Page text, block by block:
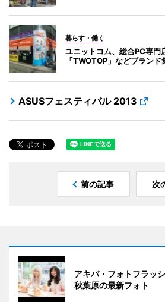
暮らす・働く
ユニットコム、総合PC専門
「TWOTOP」などブランド
ASUSフェスティバル 2013
前の記事 次
アキバ・フォトフラッ
秋葉原の最新フォト